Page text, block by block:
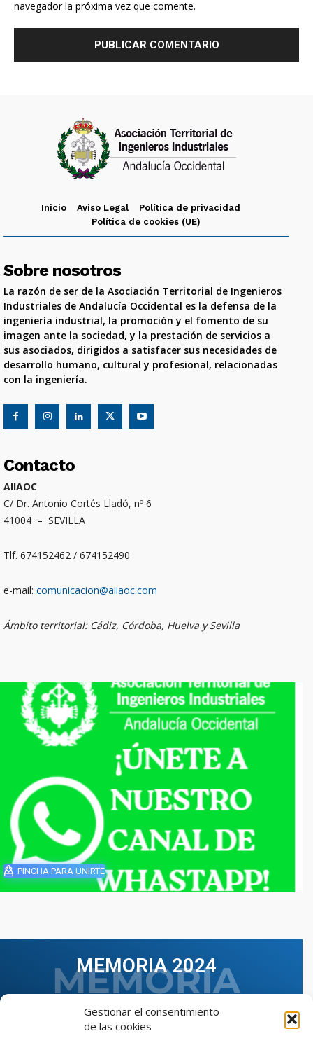
Gestionar el consentimiento
de las cookies
navegador la próxima vez que comente.
Inicio Aviso Legal
Política de privacidad
Política de cookies (UE)
Sobre nosotros
La razón de ser de la Asociación Territorial de Ingenieros
Industriales de Andalucía Occidental es la defensa de la
ingeniería industrial, la promoción y el fomento de su
imagen ante la sociedad, y la prestación de servicios a
sus asociados, dirigidos a satisfacer sus necesidades de
desarrollo humano, cultural y profesional, relacionadas
con la ingeniería.
Contacto
AIIAOC
C/ Dr. Antonio Cortés Lladó, nº 6
41004 – SEVILLA
Tlf. 674152462 / 674152490
e-mail: comunicacion@aiiaoc.com
Ámbito territorial: Cádiz, Córdoba, Huelva y Sevilla
PINCHA PARA UNIRTE
MEMORIA 2024